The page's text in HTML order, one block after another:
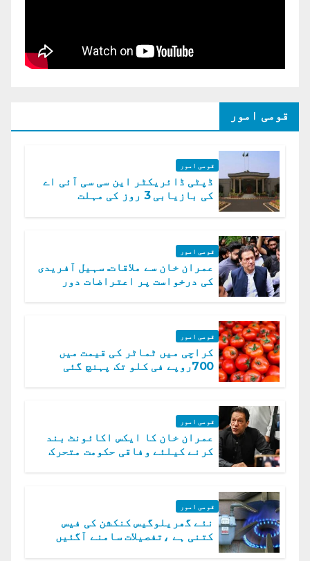
قومی امور
قومی امور
ڈپٹی ڈائریکٹر این سی سی آئی اے
کی بازیابی 3 روز کی مہلت
قومی امور
عمران خان سے ملاقات. سہیل آفریدی
کی درخواست پر اعتراضات دور
قومی امور
کراچی میں ٹماٹر کی قیمت میں
700روپے فی کلو تک پہنچ گئی
قومی امور
عمران خان کا ایکس اکائونٹ بند
کرنے کیلئے وفاقی حکومت متحرک
قومی امور
نئے گھریلوگیس کنکشن کی فیس
کتنی ہے ،تفصیلات سامنے آگئیں